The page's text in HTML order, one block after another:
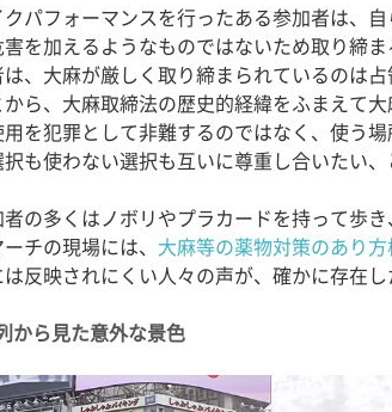
パフォーマンスを行ったある参加者は、
を加えるようなものではないため取り締
、大麻が厳しく取り締まられているのは
から、大麻取締法の歴史的経緯をふまえて
を犯罪として非難するのではなく、使う
も使わない選択も互いに尊重し合いたい、
の多くはノボリやプラカードを持って歩
チの現場には、 大麻等の薬物対策のあり
反映されにくい人々の声が、確かに存在し
から見た意外な景色